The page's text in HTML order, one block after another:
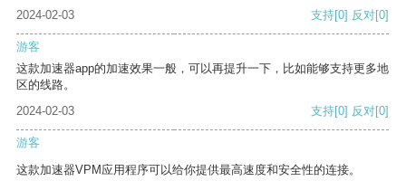
2024-02-03 支持[0] 反对[0]
游客
这款加速器app的加速效果一般，可以再提升一下，比如能够支持更多地
区的线路。
2024-02-03
支持[0] 反对[0]
游客
这款加速器VPM应用程序可以给你提供最高速度和安全性的连接。